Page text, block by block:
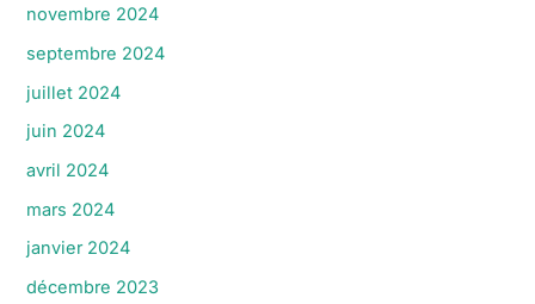
novembre 2024
septembre 2024
juillet 2024
juin 2024
avril 2024
mars 2024
janvier 2024
décembre 2023